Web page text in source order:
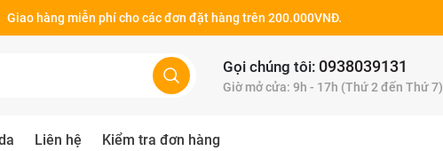
Giao hàng miễn phí cho các đơn đặt hàng trên 200.000VNĐ.
Gọi chúng tôi: 0938039131
Giờ mở cửa: 9h - 17h (Thứ 2 đến Thứ 7)
Liên hệ Kiểm tra đơn hàng